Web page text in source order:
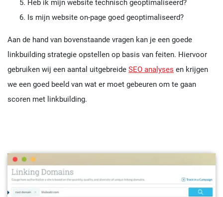
Heb ik mijn website technisch geoptimaliseerd?
Is mijn website on-page goed geoptimaliseerd?
Aan de hand van bovenstaande vragen kan je een goede
linkbuilding strategie opstellen op basis van feiten. Hiervoor
gebruiken wij een aantal uitgebreide SEO analyses en krijgen
we een goed beeld van wat er moet gebeuren om te gaan
scoren met linkbuilding.